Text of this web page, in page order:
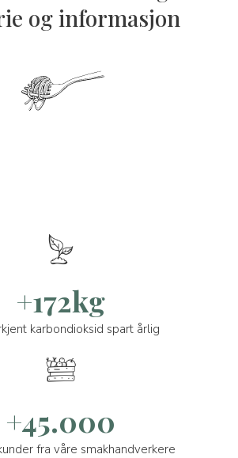
og informasjon
+172kg
karbondioksid spart årlig
+45.000
fra våre smakhandverkere